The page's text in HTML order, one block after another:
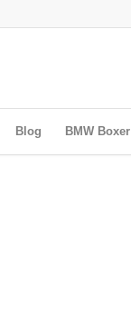
Blog BMW Boxer